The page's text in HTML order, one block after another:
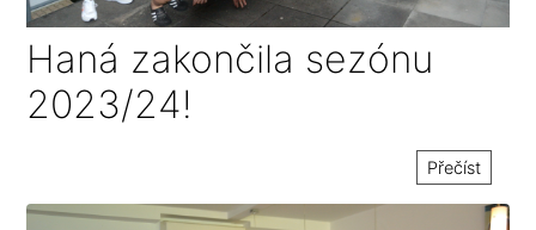
Haná zakončila sezónu
2023/24!
Přečíst